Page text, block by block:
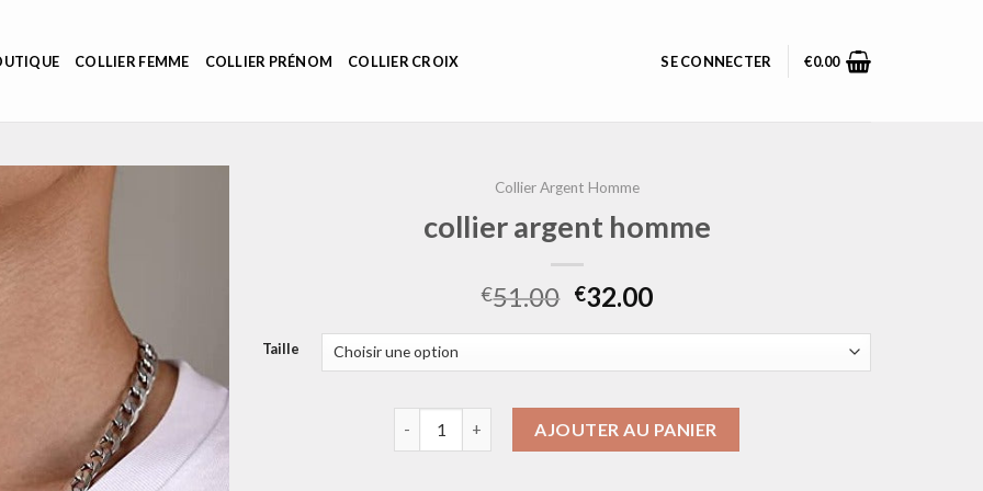
COLLIER FEMME COLLIER PRÉNOM COLLIER CROIX SE CONNECTER €0.00
Collier Argent Homme
collier argent homme
€51.00 €32.00
Taille
AJOUTER AU PANIER